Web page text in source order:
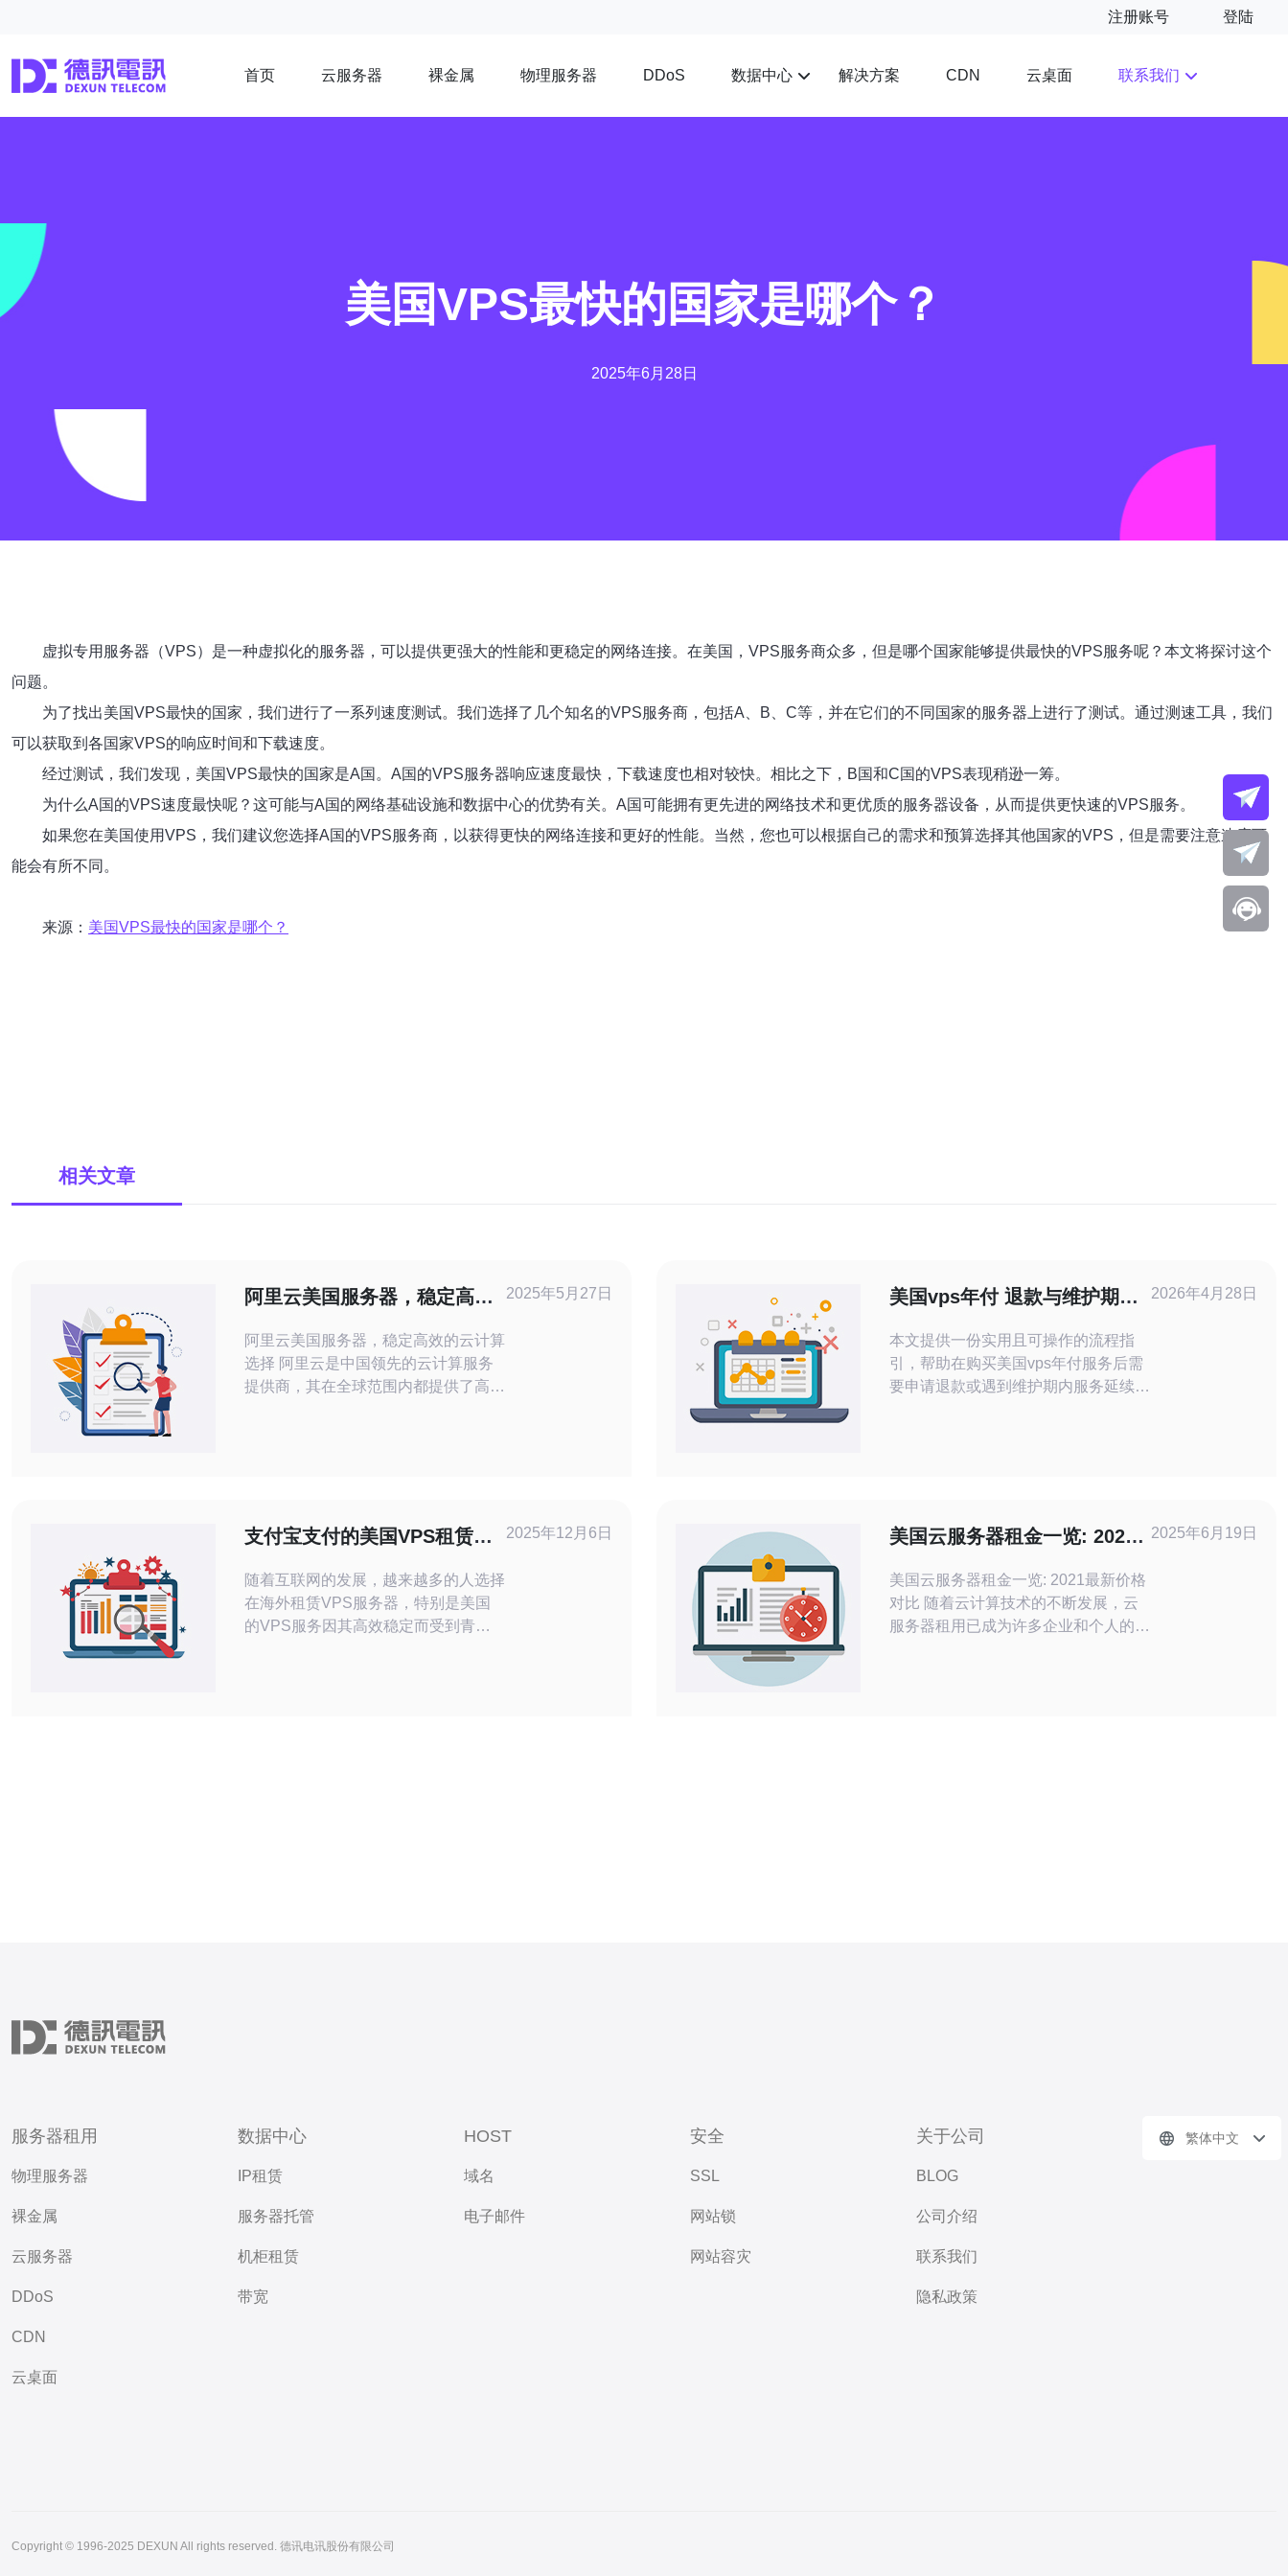
注册账号 登陆
首页 云服务器 裸金属 物理服务器 DDoS 数据中心 解决方案 CDN 云桌面 联系我们
美国VPS最快的国家是哪个？
2025年6月28日
虚拟专用服务器（VPS）是一种虚拟化的服务器，可以提供更强大的性能和更稳定的网络连接。在美国，VPS服务商众多，但是哪个国家能够提供最快的VPS服务呢？本文将探讨这个
问题。
为了找出美国VPS最快的国家，我们进行了一系列速度测试。我们选择了几个知名的VPS服务商，包括A、B、C等，并在它们的不同国家的服务器上进行了测试。通过测速工具，我们
可以获取到各国家VPS的响应时间和下载速度。
经过测试，我们发现，美国VPS最快的国家是A国。A国的VPS服务器响应速度最快，下载速度也相对较快。相比之下，B国和C国的VPS表现稍逊一筹。
为什么A国的VPS速度最快呢？这可能与A国的网络基础设施和数据中心的优势有关。A国可能拥有更先进的网络技术和更优质的服务器设备，从而提供更快速的VPS服务。
如果您在美国使用VPS，我们建议您选择A国的VPS服务商，以获得更快的网络连接和更好的性能。当然，您也可以根据自己的需求和预算选择其他国家的VPS，但是需要注意速度可
能会有所不同。
来源： 美国VPS最快的国家是哪个？
相关文章
阿里云美国服务器，稳定高效
阿里云美国服务器，稳定高效的云计算
选择 阿里云是中国领先的云计算服务
提供商，其在全球范围内都提供了高效
性。 高效性能：强大的计算能力和网
络传输速度，
2025年5月27日
美国vps年付 退款与维护期内
本文提供一份实用且可操作的流程指
引，帮助在购买美国vps年付服务后需
要申请退款或遇到维护期内服务延续情
期（grace period）以避免立即中断用
户业务。这段延续服务通
2026年4月28日
支付宝支付的美国VPS租赁推
随着互联网的发展，越来越多的人选择
在海外租赁VPS服务器，特别是美国
的VPS服务因其高效稳定而受到青
2025年12月6日
美国云服务器租金一览: 2021
美国云服务器租金一览: 2021最新价格
对比 随着云计算技术的不断发展，云
服务器租用已成为许多企业和个人的首
2025年6月19日
服务器租用
物理服务器
裸金属
云服务器
DDoS
CDN
云桌面
数据中心
IP租赁
服务器托管
机柜租赁
带宽
HOST
域名
电子邮件
安全
SSL
网站锁
网站容灾
关于公司
BLOG
公司介绍
联系我们
隐私政策
繁体中文
Copyright © 1996-2025 DEXUN All rights reserved. 德讯电讯股份有限公司